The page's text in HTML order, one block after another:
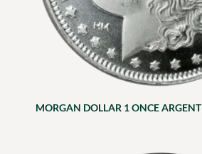
MORGAN DOLLAR 1 ONCE ARGENT